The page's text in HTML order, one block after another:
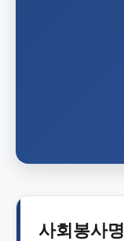
사회봉사